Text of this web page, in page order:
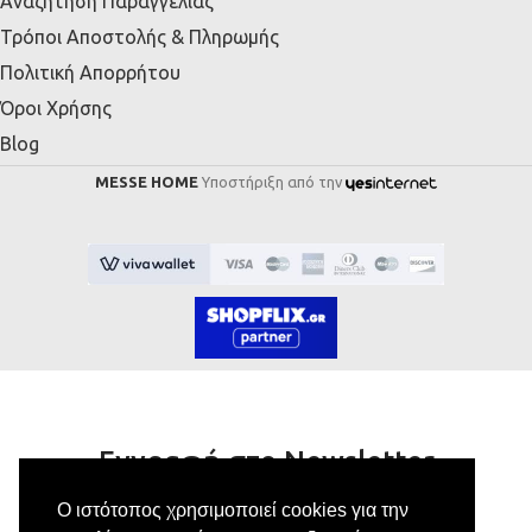
Ο ιστότοπος χρησιμοποιεί cookies για την
Τρόποι Αποστολής & Πληρωμής
Πολιτική Απορρήτου
Όροι Χρήσης
Blog
MESSE HOME Υποστήριξη από την
Εγγραφή στο Newsletter
Κάνε εγγραφή στο newsletter μας για να